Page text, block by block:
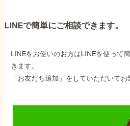
LINEで簡単にご相談できます。
LINEをお使いのお方はLINEを使って
きます。
「お友だち追加」をしていただいてお